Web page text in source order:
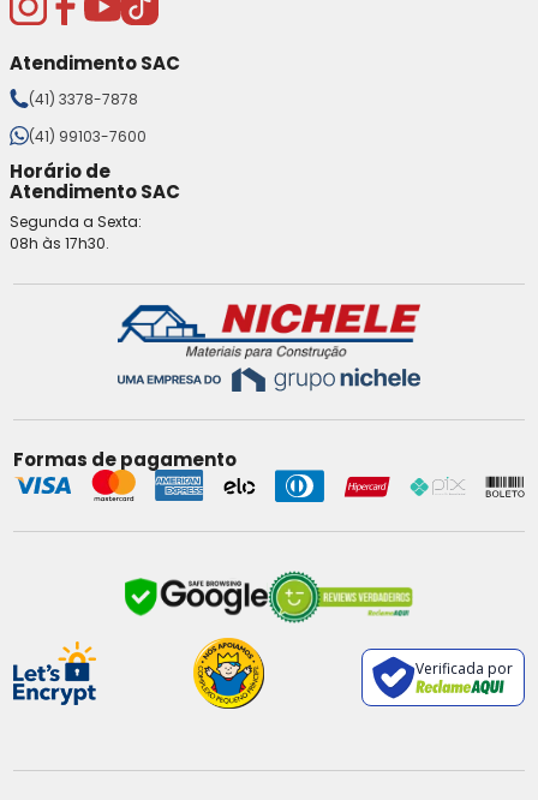
Atendimento SAC
(41) 3378-7878
(41) 99103-7600
Horário de
Atendimento SAC
Segunda a Sexta:
08h às 17h30.
Formas de pagamento
Verificada por